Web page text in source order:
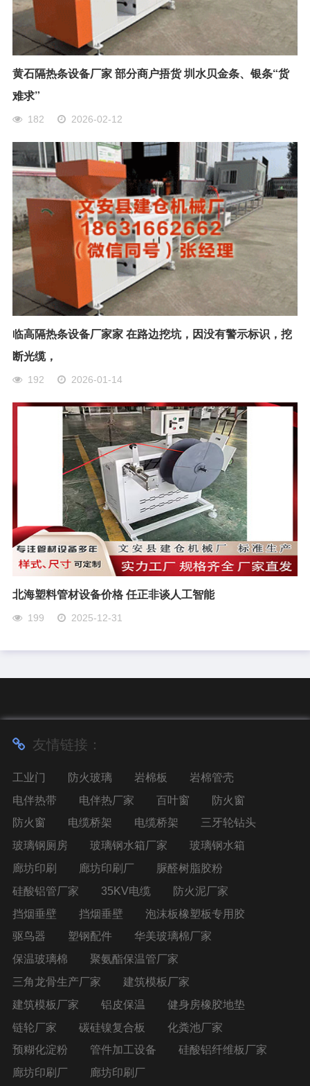
黄石隔热条设备厂家 部分商户捂货 圳水贝金条、银条“货
难求”
182 2026-02-12
临高隔热条设备厂家家 在路边挖坑，因没有警示标识，挖
断光缆，
192 2026-01-14
北海塑料管材设备价格 任正非谈人工智能
199 2025-12-31
友情链接：
工业门 防火玻璃 岩棉板
岩棉管壳
电伴热带
电伴热厂家 百叶窗
防火窗
防火窗
电缆桥架 电缆桥架
三牙轮钻头
玻璃钢厕房
玻璃钢水箱厂家
玻璃钢水箱
廊坊印刷
廊坊印刷厂
脲醛树脂胶粉
硅酸铝管厂家
35KV电缆
防火泥厂家
挡烟垂壁
挡烟垂壁
泡沫板橡塑板专用胶
驱鸟器
塑钢配件
华美玻璃棉厂家
保温玻璃棉
聚氨酯保温管厂家
三角龙骨生产厂家
建筑模板厂家
建筑模板厂家
铝皮保温
健身房橡胶地垫
链轮厂家
碳硅镍复合板
化粪池厂家
预糊化淀粉
管件加工设备
硅酸铝纤维板厂家
廊坊印刷厂
廊坊印刷厂